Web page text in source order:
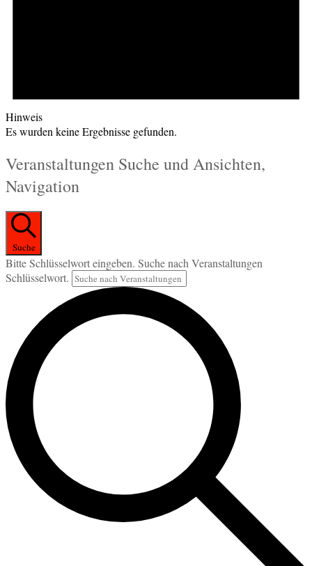
Hinweis
Es wurden keine Ergebnisse gefunden.
Veranstaltungen Suche und Ansichten,
Navigation
Suche
Bitte Schlüsselwort eingeben. Suche nach Veranstaltungen
Schlüsselwort.